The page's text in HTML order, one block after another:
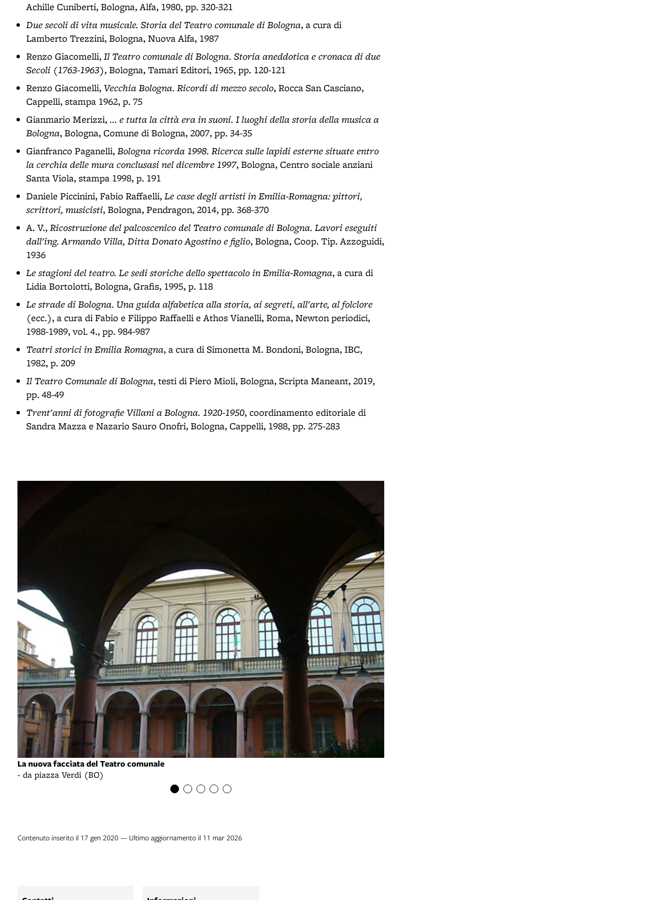
Achille Cuniberti, Bologna, Alfa, 1980, pp. 320-321
Due secoli di vita musicale. Storia del Teatro comunale di Bologna, a cura di
Lamberto Trezzini, Bologna, Nuova Alfa, 1987
Renzo Giacomelli,Il Teatro comunale di Bologna. Storia aneddotica e cronaca di due
Secoli (1763-1963), Bologna, Tamari Editori, 1965, pp. 120-121
Renzo Giacomelli, Vecchia Bologna. Ricordi di mezzo secolo, Rocca San Casciano,
Cappelli, stampa 1962, p. 75
Gianmario Merizzi, ... e tutta la città era in suoni. I luoghi della storia della musica a
Bologna, Bologna, Comune di Bologna, 2007, pp. 34-35
Gianfranco Paganelli,Bologna ricorda 1998. Ricerca sulle lapidi esterne situate entro
la cerchia delle mura conclusasi nel dicembre 1997, Bologna, Centro sociale anziani
Santa Viola, stampa 1998, p. 191
Daniele Piccinini, Fabio Raffaelli,Le case degli artisti in Emilia-Romagna: pittori,
scrittori, musicisti, Bologna, Pendragon, 2014, pp. 368-370
A. V.,Ricostruzione del palcoscenico del Teatro comunale di Bologna. Lavori eseguiti
dall'ing. Armando Villa, Ditta Donato Agostino e figlio, Bologna, Coop. Tip. Azzoguidi,
1936
Le stagioni del teatro. Le sedi storiche dello spettacolo in Emilia-Romagna, a cura di
Lidia Bortolotti, Bologna, Grafis, 1995, p. 118
Le strade di Bologna. Una guida alfabetica alla storia, ai segreti, all'arte, al folclore
(ecc.), a cura di Fabio e Filippo Raffaelli e Athos Vianelli, Roma, Newton periodici,
1988-1989, vol. 4., pp. 984-987
Teatri storici in Emilia Romagna, a cura di Simonetta M. Bondoni, Bologna, IBC,
1982, p. 209
Il Teatro Comunale di Bologna, testi di Piero Mioli, Bologna, Scripta Maneant, 2019,
pp. 48-49
Trent'anni di fotografie Villani a Bologna. 1920-1950, coordinamento editoriale di
Sandra Mazza e Nazario Sauro Onofri, Bologna, Cappelli, 1988, pp. 275-283
La nuova facciata del Teatro comunale
- da piazza Verdi (BO)
Contenuto inserito il 17 gen 2020 — Ultimo aggiornamento il 11 mar 2026